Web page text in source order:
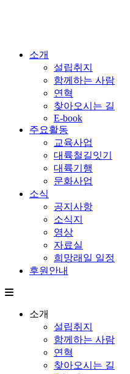
소개
설립취지
함께하는 사람
연혁
찾아오시는 길
E-book
주요활동
교육사업
대륙철길잇기
대륙기행
문화사업
소식
공지사항
소식지
영상
자료실
희망래일 일정
후원안내
소개
설립취지
함께하는 사람
연혁
찾아오시는 길